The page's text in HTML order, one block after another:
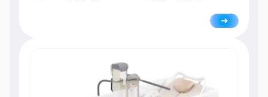
ンプルな機能で安心・安全な介助をサポートします。